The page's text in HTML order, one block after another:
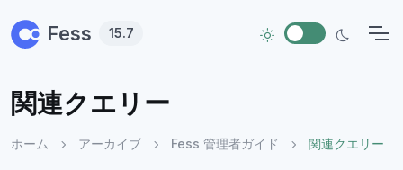
Fess 15.7
関連クエリー
ホーム アーカイブ Fess 管理者ガイド 関連クエリー